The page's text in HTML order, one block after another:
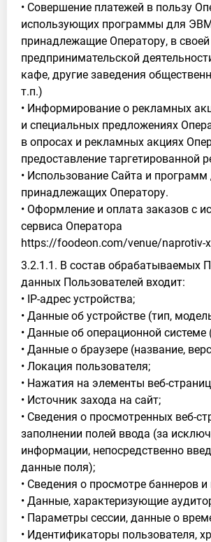
• Совершение платежей в пользу
использующих программы для
принадлежащие Оператору, в своей
предпринимательской
кафе, другие заведения
т.п.)
• Информирование о рекламных
и специальных предложениях
в опросах и рекламных акциях
предоставление таргетированной
• Использование Сайта и
принадлежащих Оператору.
• Оформление и оплата заказов с
сервиса Оператора
https://foodeon.com/venue/naprotiv-
3.2.1.1. В состав обрабатываемых
данных Пользователей входит:
• IP-адрес устройства;
• Данные об устройстве (тип,
• Данные об операционной системе
• Данные о браузере (название,
• Локация пользователя;
• Нажатия на элементы веб-
• Источник захода на сайт;
• Сведения о просмотренных веб-
заполнении полей ввода (за
информации, непосредственно
данные поля);
• Сведения о просмотре баннеров и
• Данные, характеризующие
• Параметры сессии, данные о
• Идентификаторы пользователя,